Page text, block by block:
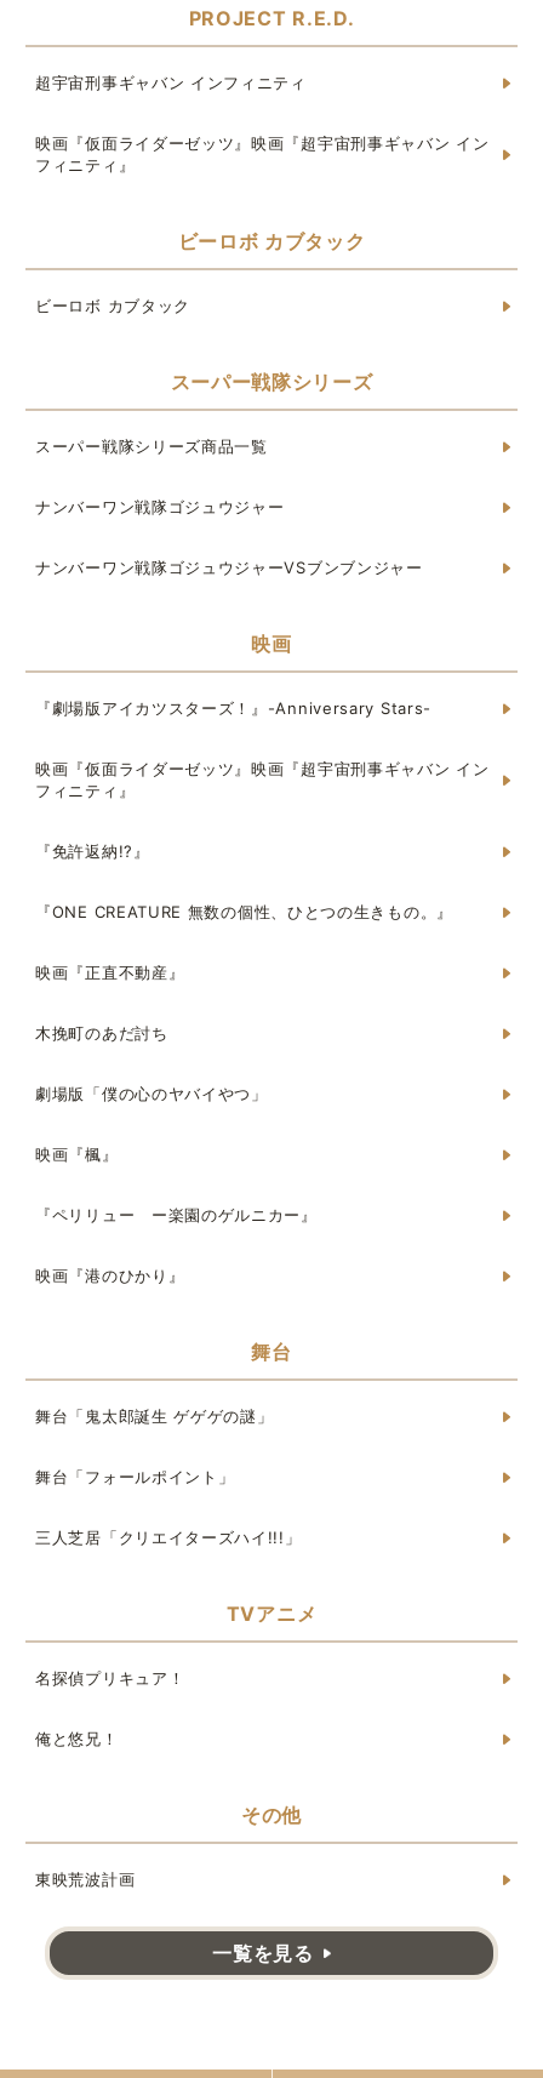
PROJECT R.E.D.
超宇宙刑事ギャバン インフィニティ
映画『仮面ライダーゼッツ』映画『超宇宙刑事ギャバン イン
フィニティ』
ビーロボ カブタック
ビーロボ カブタック
スーパー戦隊シリーズ
スーパー戦隊シリーズ商品一覧
ナンバーワン戦隊ゴジュウジャー
ナンバーワン戦隊ゴジュウジャーVSブンブンジャー
映画
『劇場版アイカツスターズ！』-Anniversary Stars-
映画『仮面ライダーゼッツ』映画『超宇宙刑事ギャバン イン
フィニティ』
『免許返納!?』
『ONE CREATURE 無数の個性、ひとつの生きもの。』
映画『正直不動産』
木挽町のあだ討ち
劇場版「僕の心のヤバイやつ」
映画『楓』
『ペリリュー ー楽園のゲルニカー』
映画『港のひかり』
舞台
舞台「鬼太郎誕生 ゲゲゲの謎」
舞台「フォールポイント」
三人芝居「クリエイターズハイ!!!」
TVアニメ
名探偵プリキュア！
俺と悠兄！
その他
東映荒波計画
一覧を見る